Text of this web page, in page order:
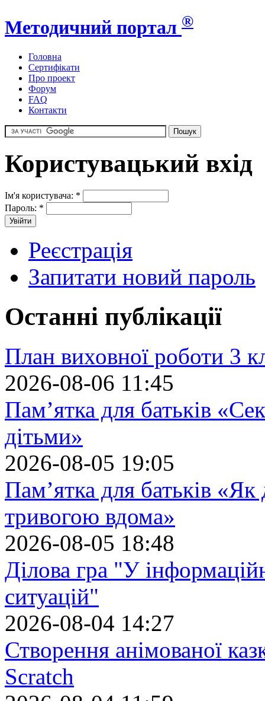
Методичний портал ®
Головна
Сертифікати
Про проект
Форум
FAQ
Контакти
Користувацький вхід
Ім'я користувача: *
Пароль: *
Реєстрація
Запитати новий пароль
Останні публікації
План виховної роботи 3
2026-08-06 11:45
Пам’ятка для батьків
дітьми»
2026-08-05 19:05
Пам’ятка для батьків
тривогою вдома»
2026-08-05 18:48
Ділова гра "У
ситуацій"
2026-08-04 14:27
Створення анімованої
Scratch